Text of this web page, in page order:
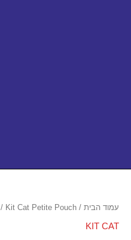
עמוד הבית / / Kit Cat Petite Pouch – עוף וסבא באספיק
KIT CAT
Cat
Petite